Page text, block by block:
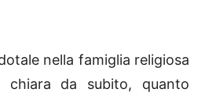
nella famiglia religiosa
chiara da subito, quanto